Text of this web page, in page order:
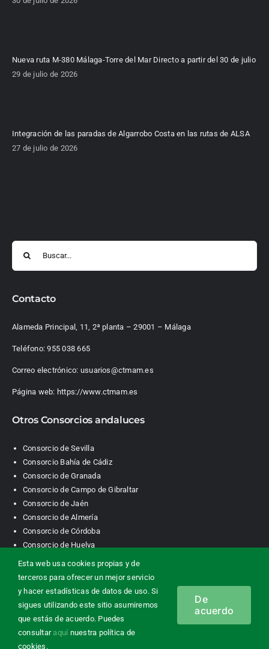
Nueva ruta M-380 Málaga-Torre del Mar Directo a partir del 30 de julio
29 de julio de 2026
Integración de las paradas de Algarrobo Costa en las rutas de ALSA
27 de julio de 2026
Contacto
Alameda Principal, 11, 2ª planta – 29001 – Málaga
Teléfono:955 038 665
Correo electrónico: usuarios@ctmam.es
Página web: https://www.ctmam.es
Otros Consorcios andaluces
Consorcio de Sevilla
Consorcio Bahía de Cádiz
Consorcio de Granada
Consorcio de Campo de Gibraltar
Consorcio de Jaén
Consorcio de Almería
Consorcio de Córdoba
Consorcio de Huelva
Consorcio de Transporte Metropolitano. Área de Málaga |
Contacto| Información legal Política de privacidad|
Esta web usa cookies propias y de
terceros para ofrecer un mejor servicio
y hacer estadísticas de datos de uso. Si
sigues utilizando este sitio asumiremos
que estás de acuerdo. Puedes
consultar aquí nuestra política de
cookies.
De
acuerdo